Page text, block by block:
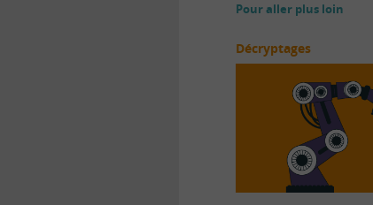
Pour aller plus loin
Décryptages